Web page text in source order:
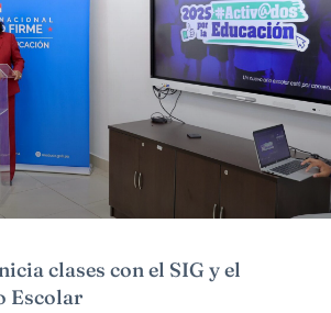
clases con el SIG y el
Escolar